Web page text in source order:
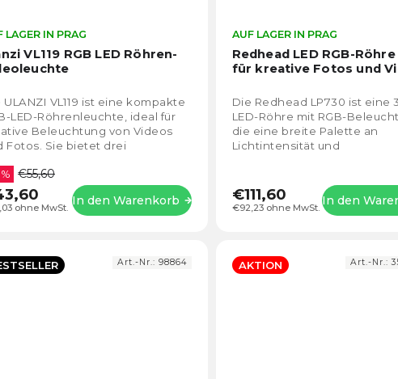
VL119 RGB LED Röhren-
durchschnittliche
Produktbewertung
Sternen.
LAGER IN PRAG
ohne MwSt.
% €55,60
In den Warenkorb
ULANZI VL119 ist eine kompakte
LED-Röhrenleuchte, ideal für
Beleuchtung von Videos
Fotos. Sie bietet drei
und...
Redhead LED RGB-
für kreative Fotos und
AUF LAGER IN PRAG
€92,23 ohne MwSt.
€111,60 In den
Die Redhead LP730 ist eine
LED-Röhre mit RGB-
die eine breite Palette an
Lichtintensität und
Art.-Nr.: 98864 AKTION Art.-Nr.: